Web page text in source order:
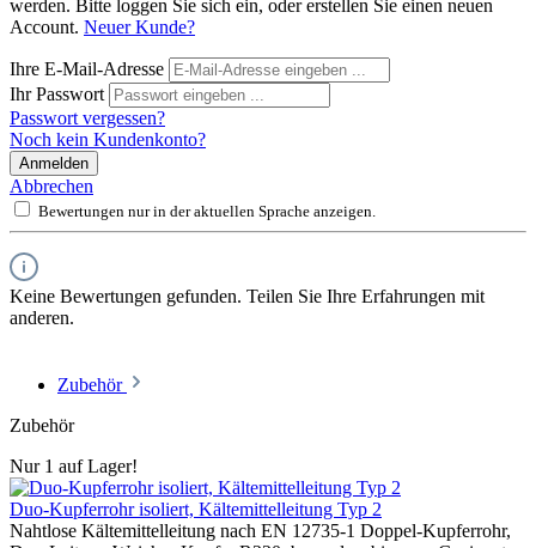
werden. Bitte loggen Sie sich ein, oder erstellen Sie einen neuen
Account. Neuer Kunde?
Ihre E-Mail-Adresse
Ihr Passwort
Passwort vergessen?
Noch kein Kundenkonto?
Anmelden
Abbrechen
Bewertungen nur in der aktuellen Sprache anzeigen.
Keine Bewertungen gefunden. Teilen Sie Ihre Erfahrungen mit
anderen.
Zubehör
Zubehör
Nur 1 auf Lager!
Duo-Kupferrohr isoliert, Kältemittelleitung Typ 2
Nahtlose Kältemittelleitung nach EN 12735-1 Doppel-Kupferrohr,